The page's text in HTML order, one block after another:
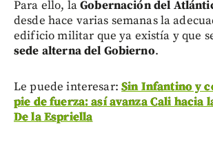
Para ello, laGobernación del
desde hace varias semanas la
edificio militar que ya existía y que
sede alterna del Gobierno.
Le puede interesar: Sin Infantino y
pie de fuerza: así avanza Cali hacia
De la Espriella